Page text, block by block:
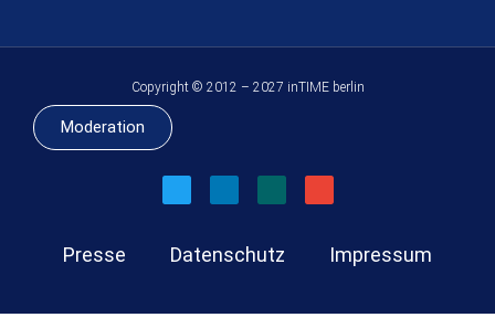
Copyright © 2012 – 2027 inTIME berlin
Moderation
Presse Datenschutz Impressum